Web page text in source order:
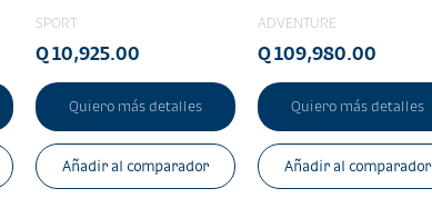
SPORT
Q 10,925.00
Quiero más detalles
Añadir al comparador
ADVENTURE
Q 109,980.00
Quiero más detalles
Añadir al comparador